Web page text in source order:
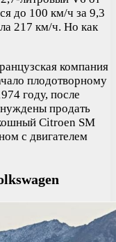
до 100 км/ч за 9,3
217 км/ч. Но как
компания
плодотворному
году, после
продать
Citroen SM
с двигателем